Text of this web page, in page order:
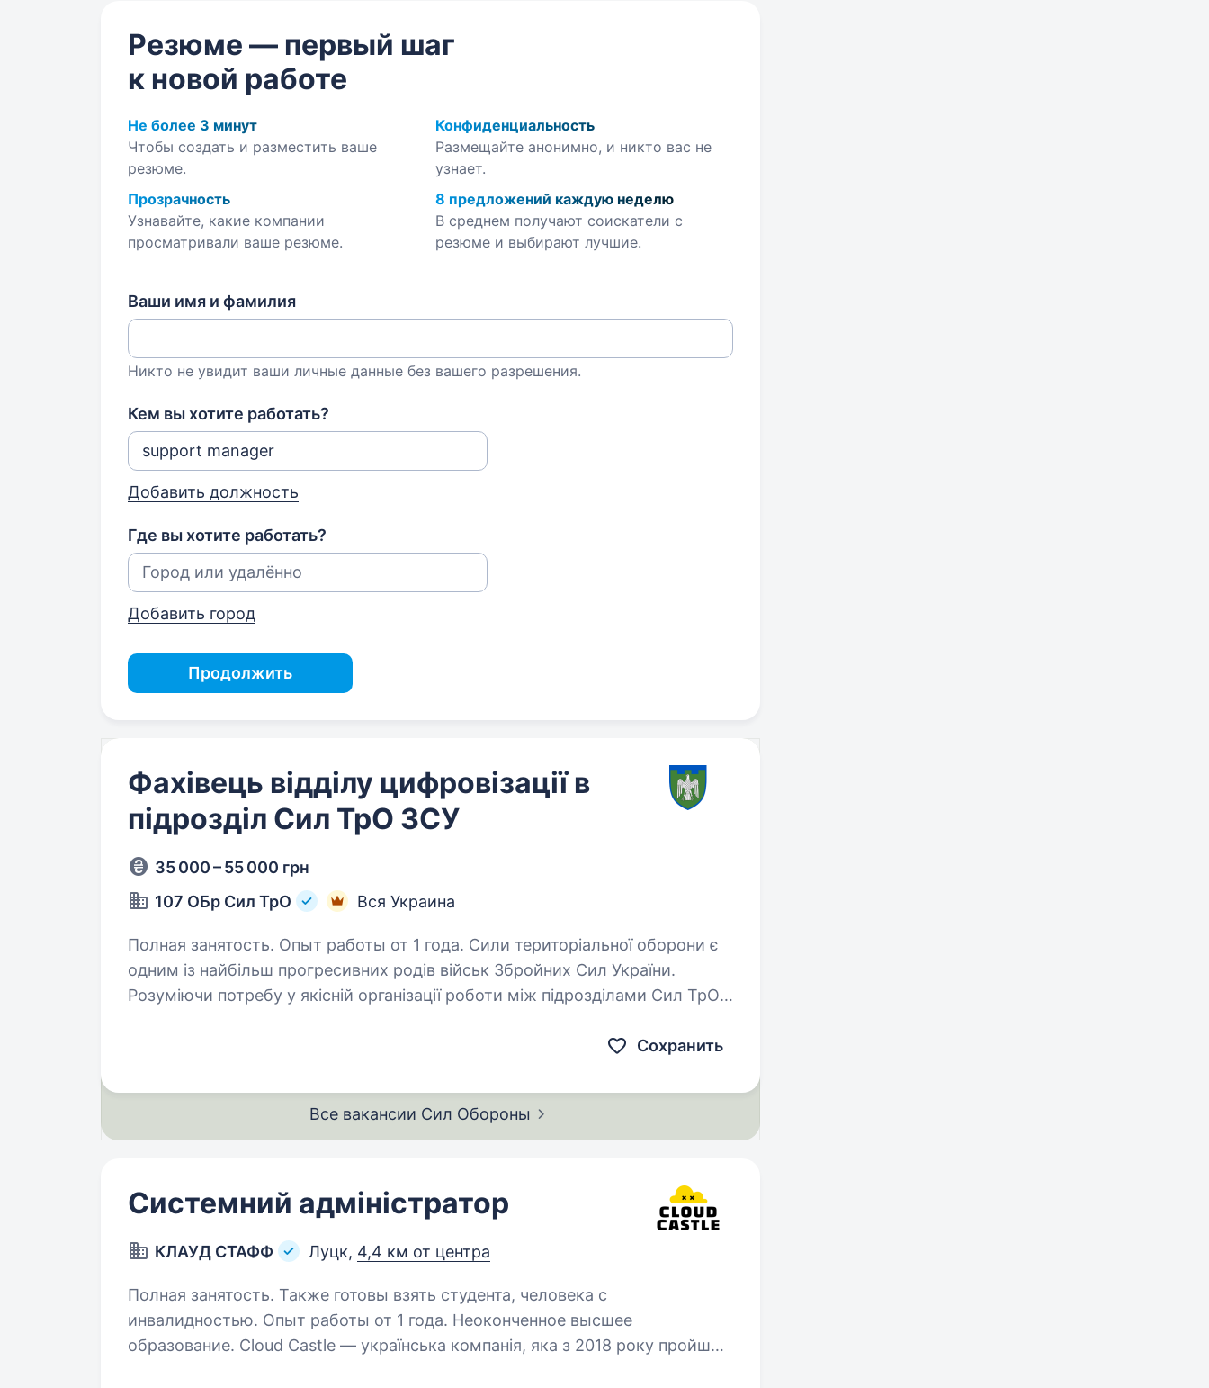
Резюме — первый шаг
к новой работе
Не более 3 минут
Чтобы создать и разместить ваше
резюме.
Конфиденциальность
Размещайте анонимно, и никто вас не
узнает.
Прозрачность
Узнавайте, какие компании
просматривали ваше резюме.
8 предложений каждую неделю
В среднем получают соискатели с
резюме и выбирают лучшие.
Ваши имя и фамилия
Никто не увидит ваши личные данные без вашего разрешения.
Кем вы хотите работать?
Добавить должность
Где вы хотите работать?
Добавить город
Продолжить
Фахівець відділу цифровізації в
підрозділ Сил ТрО ЗСУ
35 000 – 55 000 грн
107 ОБр Сил ТрО
Вся Украина
Полная занятость. Опыт работы от 1 года. Сили територіальної оборони є
одним із найбільш прогресивних родів військ Збройних Сил України.
Розуміючи потребу у якісній організації роботи між підрозділами Сил ТрО,
Сохранить
Все вакансии Сил Обороны
Системний адміністратор
КЛАУД СТАФФ Луцк, 4,4 км от центра
Полная занятость. Также готовы взять студента, человека с
инвалидностью. Опыт работы от 1 года. Неоконченное высшее
образование. Cloud Castle — українська компанія, яка з 2018 року пройшла